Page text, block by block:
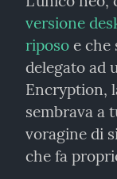
versione
riposo e che
delegato ad
Encryption,
sembrava a
voragine di
che fa